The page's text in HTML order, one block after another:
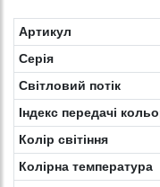
Артикул
Серія
Світловий потік
Індекс передачі
Колір світіння
Колірна температура